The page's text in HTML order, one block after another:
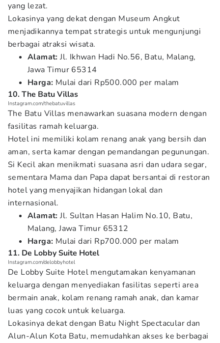
yang lezat.
Lokasinya yang dekat dengan Museum Angkut
menjadikannya tempat strategis untuk mengunjungi
berbagai atraksi wisata.
Alamat: Jl. Ikhwan Hadi No.56, Batu, Malang,
Jawa Timur 65314
Harga: Mulai dari Rp500.000 per malam
10. The Batu Villas
Instagram.com/thebatuvillas
The Batu Villas menawarkan suasana modern dengan
fasilitas ramah keluarga.
Hotel ini memiliki kolam renang anak yang bersih dan
aman, serta kamar dengan pemandangan pegunungan.
Si Kecil akan menikmati suasana asri dan udara segar,
sementara Mama dan Papa dapat bersantai di restoran
hotel yang menyajikan hidangan lokal dan
internasional.
Alamat: Jl. Sultan Hasan Halim No.10, Batu,
Malang, Jawa Timur 65312
Harga: Mulai dari Rp700.000 per malam
11. De Lobby Suite Hotel
Instagram.com/delobbyhotel
De Lobby Suite Hotel mengutamakan kenyamanan
keluarga dengan menyediakan fasilitas seperti area
bermain anak, kolam renang ramah anak, dan kamar
luas yang cocok untuk keluarga.
Lokasinya dekat dengan Batu Night Spectacular dan
Alun-Alun Kota Batu, memudahkan akses ke berbagai